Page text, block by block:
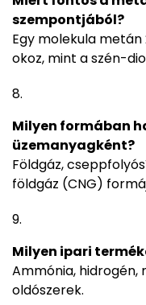
szempontjából?
Egy molekula
okoz, mint a szén-
Milyen formában
üzemanyagként?
Földgáz,
földgáz (CNG)
Milyen ipari
Ammónia,
oldószerek.